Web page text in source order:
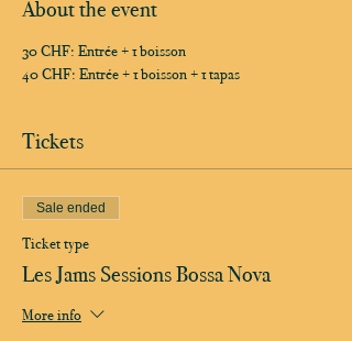
About the event
30 CHF: Entrée + 1 boisson
40 CHF: Entrée + 1 boisson + 1 tapas
Tickets
Sale ended
Ticket type
Les Jams Sessions Bossa Nova
More info